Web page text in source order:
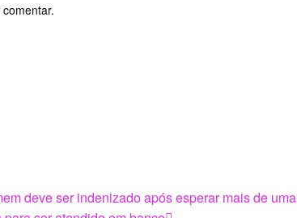
deve ser indenizado após esperar mais de uma